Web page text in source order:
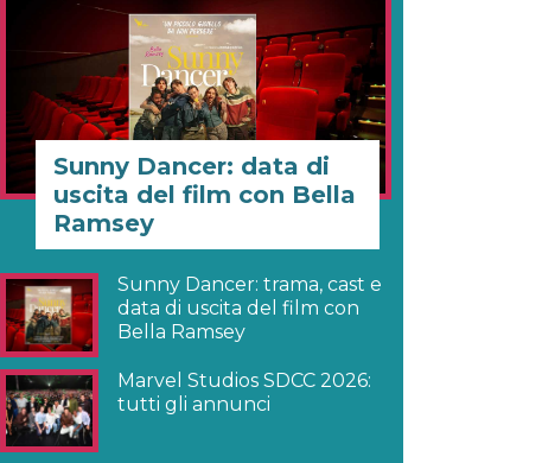
Sunny Dancer: data di
uscita del film con Bella
Ramsey
Sunny Dancer: trama, cast e
data di uscita del film con
Bella Ramsey
Marvel Studios SDCC 2026:
tutti gli annunci